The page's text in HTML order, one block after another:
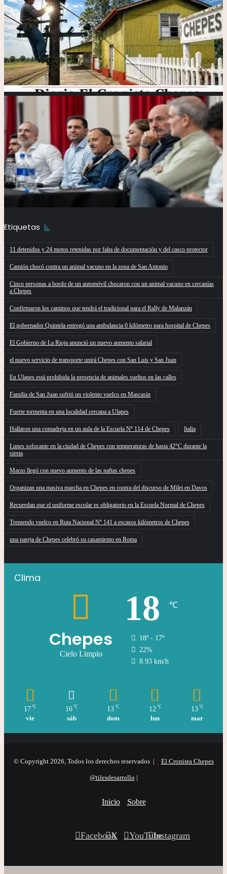
Etiquetas
11 detenidos y 24 motos retenidas por falta de documentación y del casco protector
Camión chocó contra un animal vacuno en la zona de San Antonio
Cinco personas a bordo de un automóvil chocaron con un animal vacuno en cercanías
a Chepes
Confirmaron los caminos que tendrá el tradicional para el Rally de Malanzán
El gobernador Quintela entregó una ambulancia 0 kilómetro para hospital de Chepes
El Gobierno de La Rioja anunció un nuevo aumento salarial
el nuevo servicio de transporte unirá Chepes con San Luis y San Juan
En Ulapes está prohibida la presencia de animales sueltos en las calles
Familia de San Juan sufrió un violento vuelco en Mascasín
Fuerte tormenta en una localidad cercana a Ulapes
Hallaron una comadreja en un aula de la Escuela Nº 114 de Chepes Italia
Lunes sofocante en la ciudad de Chepes con temperaturas de hasta 42°C durante la
siesta
Marzo llegó con nuevo aumento de las naftas chepes
Organizan una masiva marcha en Chepes en contra del discurso de Milei en Davos
Recuerdan que el uniforme escolar es obligatorio en la Escuela Normal de Chepes
Tremendo vuelco en Ruta Nacional Nº 141 a escasos kilómetros de Chepes
una pareja de Chepes celebró su casamiento en Roma
Clima
Chepes
Cielo Limpio
18 ℃
18º - 17º
22%
8.93 km/h
17 ℃
vie
16 ℃
sáb
13 ℃
dom
12 ℃
lun
13 ℃
mar
© Copyright 2026, Todos los derechos reservados | El Cronista Chepes
@tilesdesarrollo |
Inicio Sobre
Facebook
X YouTubeInstagram